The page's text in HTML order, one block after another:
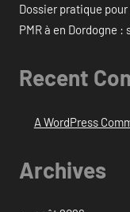
Dossier pratique
PMR à en Dordogne
Recent
A WordPress
Archives